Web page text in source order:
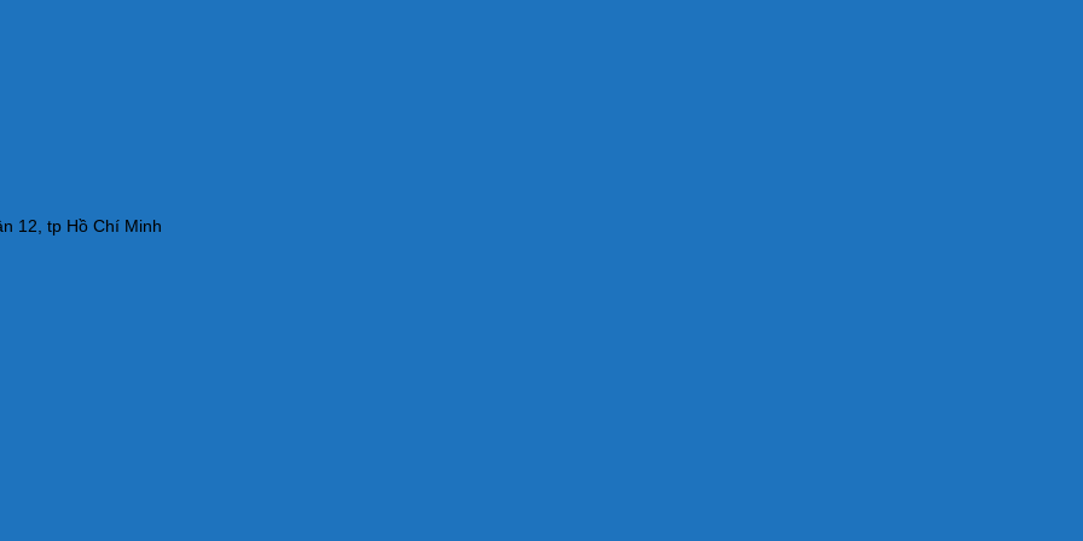
12, tp Hồ Chí Minh